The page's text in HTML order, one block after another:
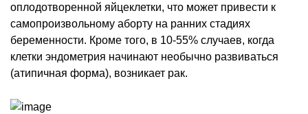
оплодотворенной яйцеклетки, что может привести к
самопроизвольному аборту на ранних стадиях
беременности. Кроме того, в 10-55% случаев, когда
клетки эндометрия начинают необычно развиваться
(атипичная форма), возникает рак.